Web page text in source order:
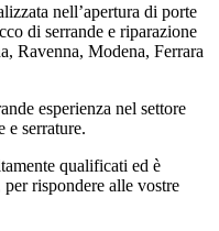
nell’apertura di porte
di serrande e riparazione
Ravenna, Modena, Ferrara
esperienza nel settore
e serrature.
qualificati ed è
rispondere alle vostre